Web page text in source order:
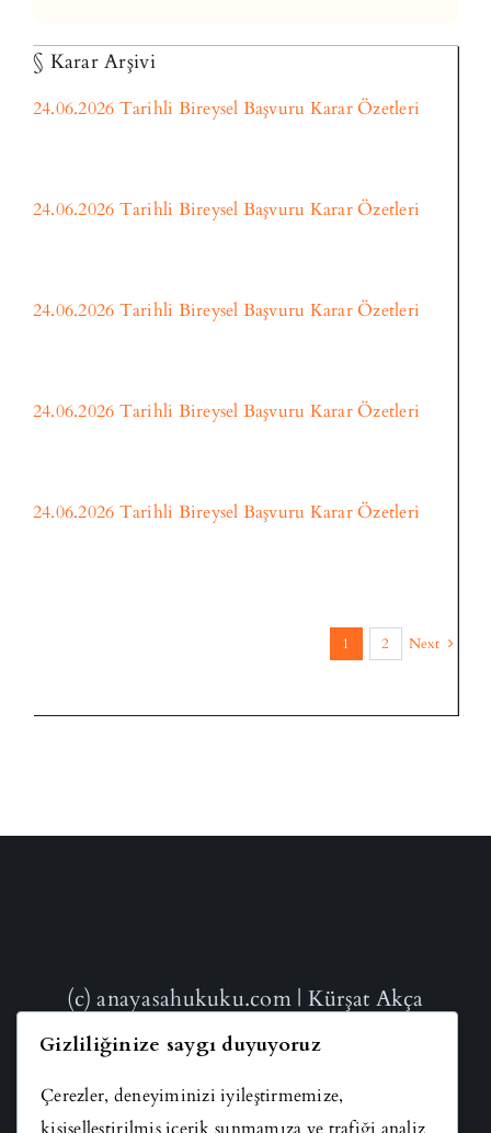
§ Karar Arşivi
24.06.2026 Tarihli Bireysel Başvuru Karar Özetleri
24.06.2026 Tarihli Bireysel Başvuru Karar Özetleri
24.06.2026 Tarihli Bireysel Başvuru Karar Özetleri
24.06.2026 Tarihli Bireysel Başvuru Karar Özetleri
24.06.2026 Tarihli Bireysel Başvuru Karar Özetleri
1 2 Next
(c) anayasahukuku.com | Kürşat Akça
Gizliliğinize saygı duyuyoruz
Çerezler, deneyiminizi iyileştirmemize,